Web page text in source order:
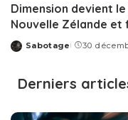
Dimension devient
Nouvelle Zélande
Posted
Sabotage 30
Derniers